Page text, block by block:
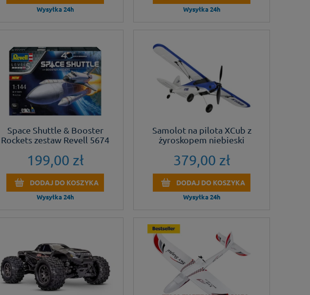
Wysyłka 24h Wysyłka 24h
Space Shuttle & Booster
Rockets zestaw Revell 5674
199,00 zł
DODAJ DO KOSZYKA
Wysyłka 24h
Samolot na pilota XCub z
żyroskopem niebieski
379,00 zł
DODAJ DO KOSZYKA
Wysyłka 24h